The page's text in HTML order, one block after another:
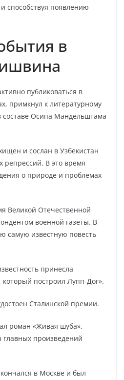
способствуя появлению
в
публиковаться в
примкнул к литературному
Осипа Мандельштама
и сослан в Узбекистан
репрессий. В это время
о природе и проблемах
Великой Отечественной
военной газеты. В
самую известную повесть
принесла
построил Лупп-Дог».
Сталинской премии.
роман «Живая шуба»,
главных произведений
в Москве и был